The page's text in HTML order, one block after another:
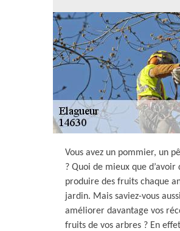
Vous avez un pommier, un
? Quoi de mieux que
produire des fruits chaque
jardin. Mais saviez-vous
améliorer davantage vos
fruits de vos arbres ? En